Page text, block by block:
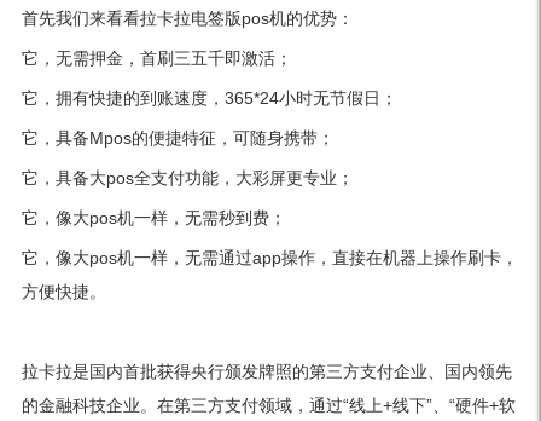
首先我们来看看拉卡拉电签版pos机的优势：
它，无需押金，首刷三五千即激活；
它，拥有快捷的到账速度，365*24小时无节假日；
它，具备Mpos的便捷特征，可随身携带；
它，具备大pos全支付功能，大彩屏更专业；
它，像大pos机一样，无需秒到费；
它，像大pos机一样，无需通过app操作，直接在机器上操作刷卡，
方便快捷。
拉卡拉是国内首批获得央行颁发牌照的第三方支付企业、国内领先
的金融科技企业。在第三方支付领域，通过“线上+线下”、“硬件+软